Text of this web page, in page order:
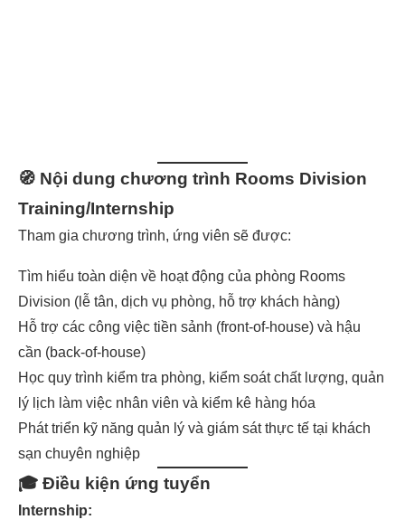
🧭 Nội dung chương trình Rooms Division
Training/Internship
Tham gia chương trình, ứng viên sẽ được:
Tìm hiểu toàn diện về hoạt động của phòng Rooms
Division (lễ tân, dịch vụ phòng, hỗ trợ khách hàng)
Hỗ trợ các công việc tiền sảnh (front-of-house) và hậu
cần (back-of-house)
Học quy trình kiểm tra phòng, kiểm soát chất lượng, quản
lý lịch làm việc nhân viên và kiểm kê hàng hóa
Phát triển kỹ năng quản lý và giám sát thực tế tại khách
sạn chuyên nghiệp
🎓 Điều kiện ứng tuyển
Internship: